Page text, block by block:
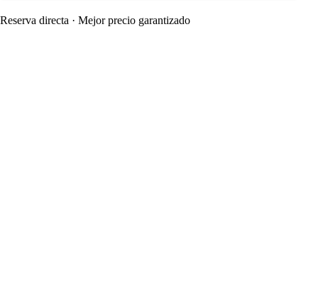
Reserva directa · Mejor precio garantizado